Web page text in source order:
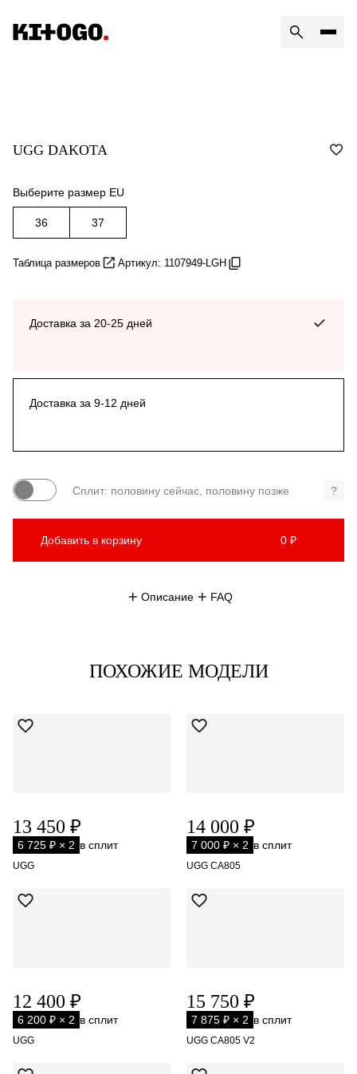
UGG DAKOTA
Выберите размер EU
36 37
Таблица размеров Артикул: 1107949-LGH
Доставка за 20-25 дней
Доставка за 9-12 дней
Сплит: половину сейчас, половину позже ?
Добавить в корзину 0 ₽
Описание FAQ
ПОХОЖИЕ МОДЕЛИ
13 450 ₽
6 725 ₽ × 2 в сплит
UGG
14 000 ₽
7 000 ₽ × 2 в сплит
UGG CA805
12 400 ₽
6 200 ₽ × 2 в сплит
UGG
15 750 ₽
7 875 ₽ × 2 в сплит
UGG CA805 V2